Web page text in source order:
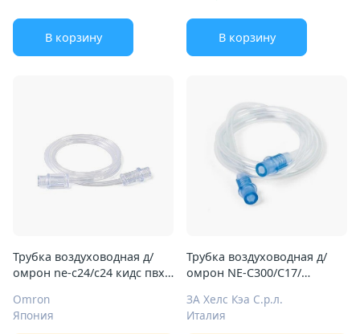
В корзину В корзину
Трубка воздуховодная д/
омрон ne-c24/с24 кидс пвх
Omron
Япония
Трубка воздуховодная д/
омрон NE-C300/C17/
ЗА Хелс Кэа С.р.л.
Италия